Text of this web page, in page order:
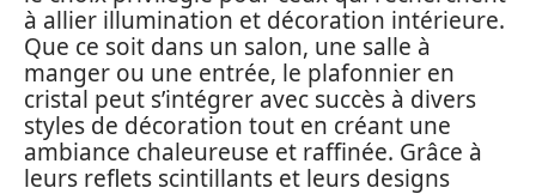
à allier illumination et décoration intérieure.
Que ce soit dans un salon, une salle à
manger ou une entrée, le plafonnier en
cristal peut s’intégrer avec succès à divers
styles de décoration tout en créant une
ambiance chaleureuse et raffinée. Grâce à
leurs reflets scintillants et leurs designs